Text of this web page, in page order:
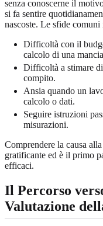
senza conoscerne il
si fa sentire
nascoste. Le sfide
Difficoltà con il
calcolo di una
Difficoltà a stimare
compito.
Ansia quando un
calcolo o dati.
Seguire istruzioni
misurazioni.
Comprendere la causa
gratificante ed è il primo
efficaci.
Il Percorso
Valutazione